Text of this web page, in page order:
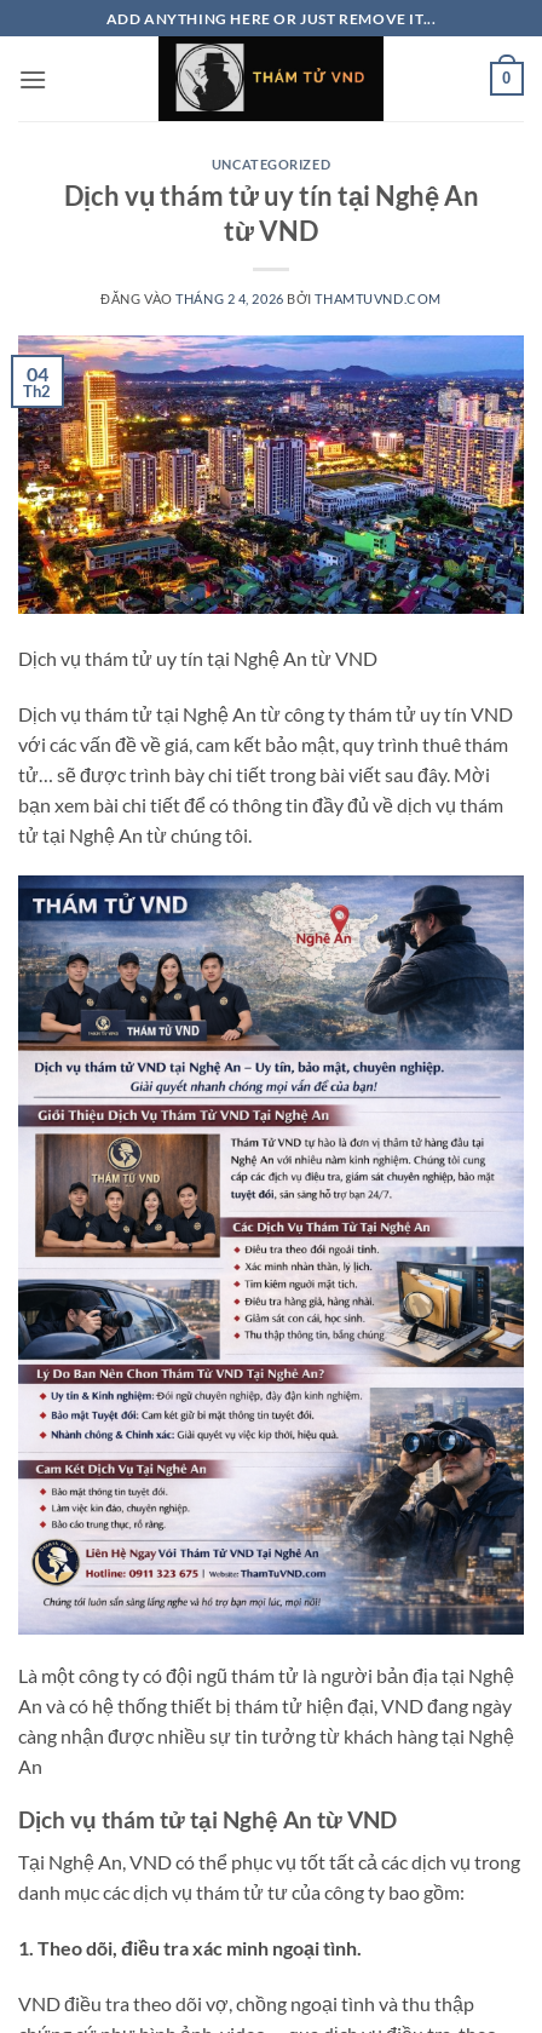
qua
nội
ADD ANYTHING HERE OR JUST REMOVE IT...
0
UNCATEGORIZED
Dịch vụ thám tử uy tín tại Nghệ An
từ VND
ĐĂNG VÀOTHÁNG 2 4, 2026 BỞITHAMTUVND.COM
04
Th2
Dịch vụ thám tử uy tín tại Nghệ An từ VND
Dịch vụ thám tử tại Nghệ An từ công ty thám tử uy tín VND
với các vấn đề về giá, cam kết bảo mật, quy trình thuê thám
tử… sẽ được trình bày chi tiết trong bài viết sau đây. Mời
bạn xem bài chi tiết để có thông tin đầy đủ về dịch vụ thám
tử tại Nghệ An từ chúng tôi.
Là một công ty có đội ngũ thám tử là người bản địa tại Nghệ
An và có hệ thống thiết bị thám tử hiện đại, VND đang ngày
càng nhận được nhiều sự tin tưởng từ khách hàng tại Nghệ
An
Dịch vụ thám tử tại Nghệ An từ VND
Tại Nghệ An, VND có thể phục vụ tốt tất cả các dịch vụ trong
danh mục các dịch vụ thám tử tư của công ty bao gồm:
1. Theo dõi, điều tra xác minh ngoại tình.
VND điều tra theo dõi vợ, chồng ngoại tình và thu thập